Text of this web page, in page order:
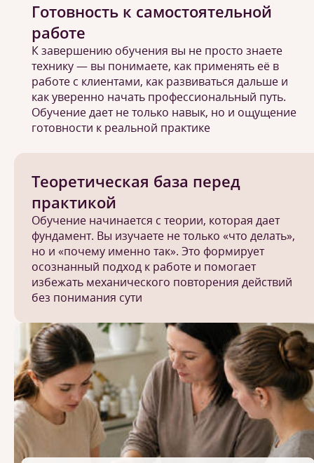
Теоретическая база перед
практикой
Обучение начинается с теории, которая дает
фундамент. Вы изучаете не только «что делать»,
но и «почему именно так». Это формирует
осознанный подход к работе и помогает
избежать механического повторения действий
без понимания сути
Готовность к самостоятельной
работе
К завершению обучения вы не просто знаете
технику — вы понимаете, как применять её в
работе с клиентами, как развиваться дальше и
как уверенно начать профессиональный путь.
Обучение дает не только навык, но и ощущение
готовности к реальной практике